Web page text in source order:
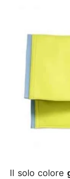
Il solo colore